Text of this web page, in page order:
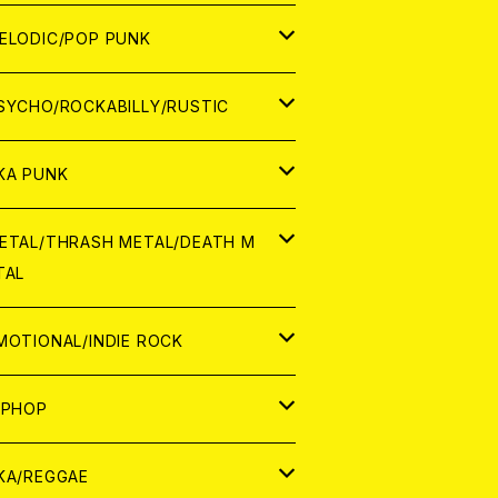
ログ
ログ
POP PUNK
ROCKABILLY/RUSTIC
PUNK
THRASH METAL/DEATH M
INDIE ROCK
REGGAE